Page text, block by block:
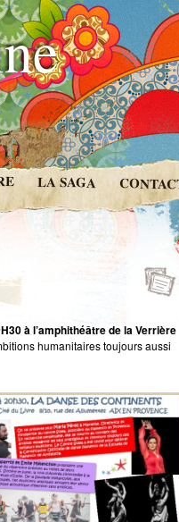
LA SAGA
à l’amphithéâtre de la Verrière
humanitaires toujours aussi